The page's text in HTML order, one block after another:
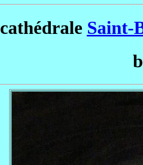
cathédrale Saint-